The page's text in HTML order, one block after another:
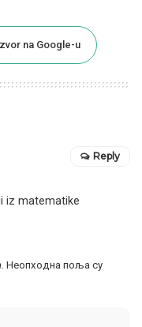
na Google-u
iz matematike
Reply
Неопходна поља су